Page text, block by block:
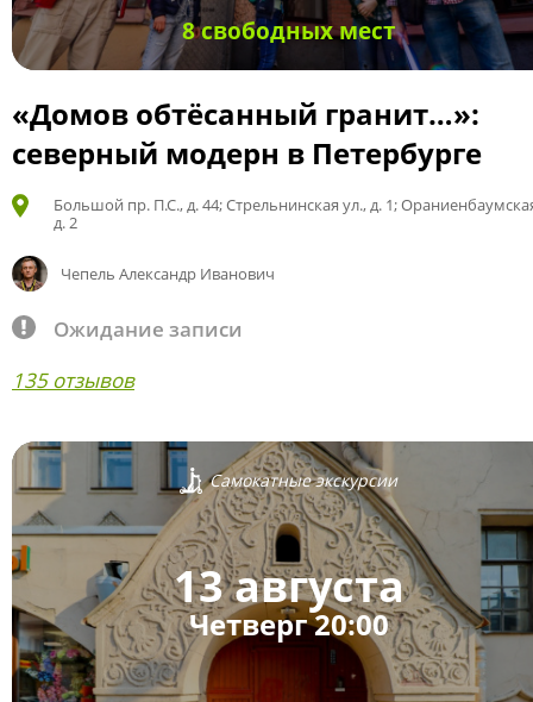
8 свободных мест
«Домов обтёсанный гранит…»:
северный модерн в Петербурге
Большой пр. П.С., д. 44; Стрельнинская ул., д. 1;
д. 2
Чепель Александр Иванович
Ожидание записи
135 отзывов
Самокатные экскурсии
13 августа
Четверг 20:00